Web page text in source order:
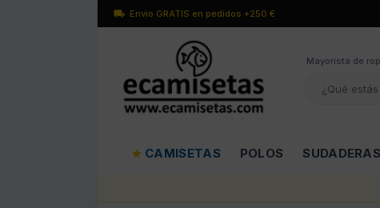
Envío GRATIS en pedidos +250 €
Mayorísta de
CAMISETAS POLOS SUDADERAS